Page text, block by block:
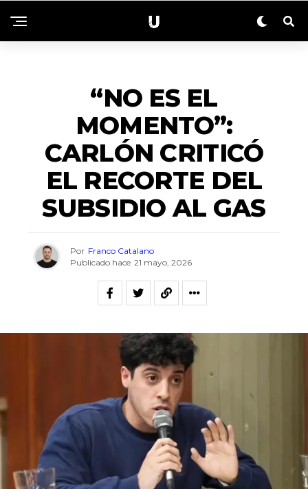
“NO ES EL
MOMENTO”:
CARLÓN CRITICÓ
EL RECORTE DEL
SUBSIDIO AL GAS
Por Franco Catalano
Publicado hace 21 mayo, 2026